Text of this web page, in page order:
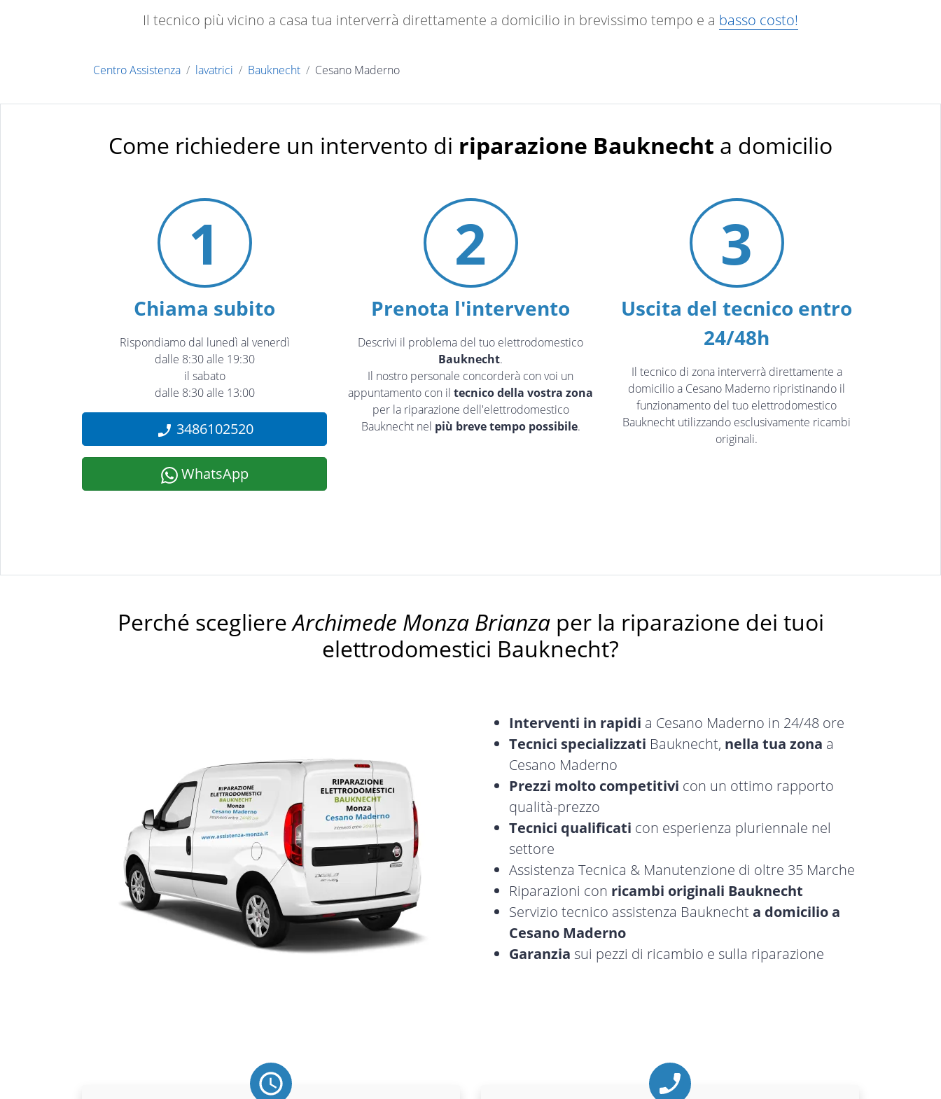
Il tecnico più vicino a casa tua interverrà direttamente a domicilio in brevissimo tempo e a basso costo!
Centro Assistenza lavatrici Bauknecht Cesano Maderno
Come richiedere un intervento di riparazione Bauknecht a domicilio
1
Chiama subito
Rispondiamo dal lunedì al venerdì
dalle 8:30 alle 19:30
il sabato
dalle 8:30 alle 13:00
3486102520
WhatsApp
2
Prenota l'intervento
Descrivi il problema del tuo elettrodomestico
Bauknecht.
Il nostro personale concorderà con voi un
appuntamento con il tecnico della vostra zona
per la riparazione dell'elettrodomestico
Bauknecht nel più breve tempo possibile.
3
Uscita del tecnico entro
24/48h
Il tecnico di zona interverrà direttamente a
domicilio a Cesano Maderno ripristinando il
funzionamento del tuo elettrodomestico
Bauknecht utilizzando esclusivamente ricambi
originali.
Perché scegliereArchimede Monza Brianzaper la riparazione dei tuoi
elettrodomestici Bauknecht?
Interventi in rapidi a Cesano Maderno in 24/48 ore
Tecnici specializzati Bauknecht, nella tua zona a
Cesano Maderno
Prezzi molto competitivi con un ottimo rapporto
qualità-prezzo
Tecnici qualificati con esperienza pluriennale nel
settore
Assistenza Tecnica & Manutenzione di oltre 35 Marche
Riparazioni con ricambi originali Bauknecht
Servizio tecnico assistenza Bauknechta domicilio a
Cesano Maderno
Garanzia sui pezzi di ricambio e sulla riparazione